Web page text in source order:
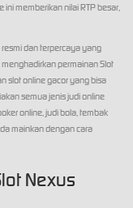
memberikan nilai RTP besar,
resmi dan terpercaya yang
permainan Slot
slot online gacor yang bisa
semua jenis judi online
online, judi bola, tembak
mainkan dengan cara
Nexus